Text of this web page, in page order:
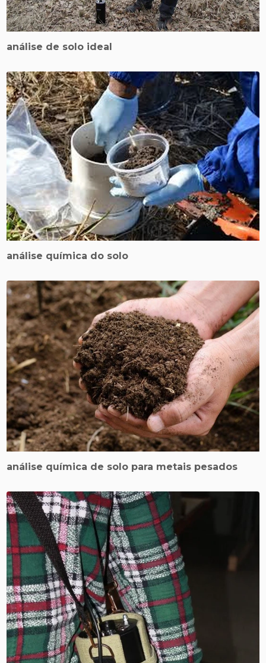
análise de solo ideal
análise química do solo
análise química de solo para metais pesados